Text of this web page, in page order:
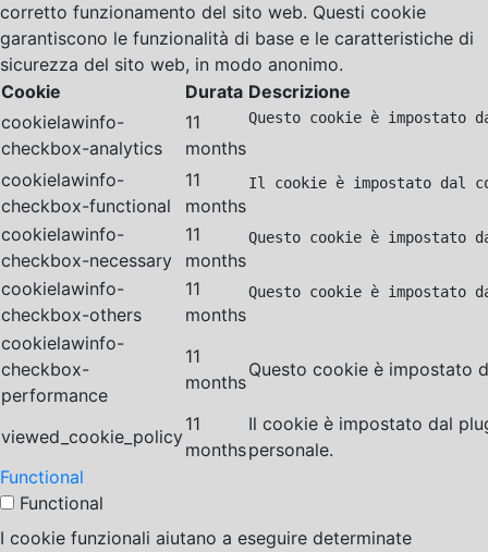
corretto funzionamento del sito web. Questi cookie
garantiscono le funzionalità di base e le caratteristiche di
sicurezza del sito web, in modo anonimo.
Cookie
Durata Descrizione
cookielawinfo-
checkbox-analytics
11
months
Questo cookie è
cookielawinfo-
checkbox-functional
11
months
Il cookie è impostato dal
cookielawinfo-
checkbox-necessary
11
months
Questo cookie è impostato
cookielawinfo-
checkbox-others
11
months
Questo cookie è
cookielawinfo-
checkbox-
performance
11
months
Questo cookie è impostato
viewed_cookie_policy
11
months
Il cookie è impostato dal
personale.
Functional
Functional
I cookie funzionali aiutano a eseguire determinate